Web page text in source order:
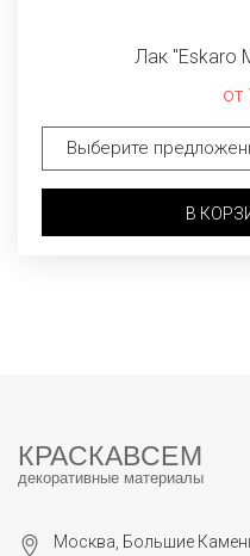
Лак "Eskaro
от
В
КРАСКАВСЕМ
декоративные материалы
Москва, Большие